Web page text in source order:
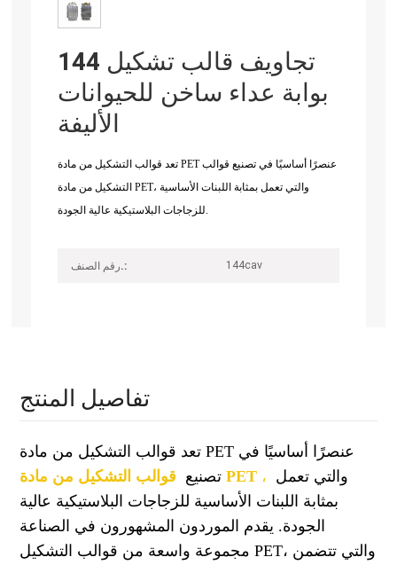
144 تجاويف قالب تشكيل
بوابة عداء ساخن للحيوانات
الأليفة
تعد قوالب التشكيل من مادة PET عنصرًا أساسيًا في تصنيع قوالب
التشكيل من مادة PET، والتي تعمل بمثابة اللبنات الأساسية
للزجاجات البلاستيكية عالية الجودة.
رقم الصنف.: 144cav
تفاصيل المنتج
تعد قوالب التشكيل من مادة PET عنصرًا أساسيًا في
تصنيع قوالب التشكيل من مادة PET ،
بمثابة اللبنات الأساسية للزجاجات البلاستيكية عالية
الجودة. يقدم الموردون المشهورون في الصناعة
مجموعة واسعة من قوالب التشكيل PET، والتي تتضمن